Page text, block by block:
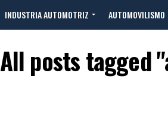
INDUSTRIA AUTOMOTRIZ AUTOMOVILISMO
All posts tagged